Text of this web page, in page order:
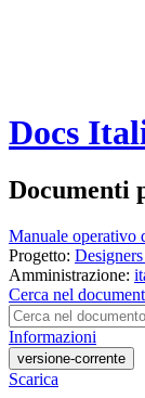
Docs
Documenti
Manuale operativo
Progetto:
Amministrazione:
Cerca nel
Informazioni
versione-corrente
Scarica